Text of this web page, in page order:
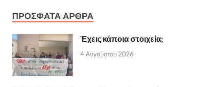
ΠΡΟΣΦΑΤΑ ΑΡΘΡΑ
Έχεις κάποια στοιχεία;
4 Αυγούστου 2026